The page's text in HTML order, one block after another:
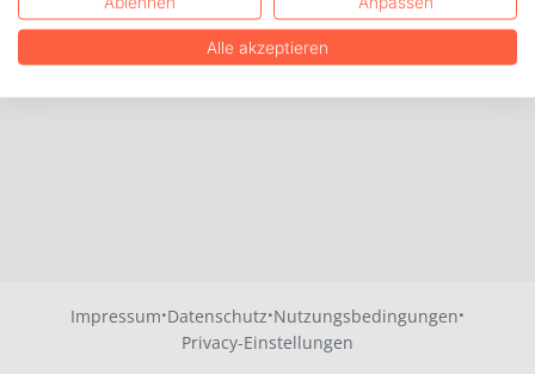
Impressum·Datenschutz·Nutzungsbedingungen·
Privacy-Einstellungen
Alle akzeptieren